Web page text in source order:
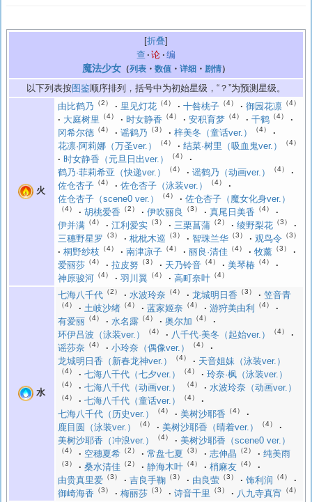
折叠
查
论 编
魔法少女 （列表 ・ 数值 ・ 详细 ・ 剧情）
以下列表按图鉴顺序排列，括号中为初始星级，“？”为预测星级。
火
由比鹤乃 （2） 里见灯花 （4） 十咎桃子 （4） 御园花凛 （4）
大庭树里 （4） 时女静香 （4） 安积育梦 （4） 千鹤 （4）
冈希尔德 （4） 谣鹤乃 （3） 梓美冬（童话ver.） （4）
花凛·阿莉娜（万圣ver.） （4） 结菜·树里（吸血鬼ver.） （4）
时女静香（元旦日出ver.） （4）
鹤乃·菲莉希亚（快递ver.） （4） 谣鹤乃（动画ver.） （4）
佐仓杏子 （4） 佐仓杏子（泳装ver.） （4）
佐仓杏子（scene0 ver.） （4） 佐仓杏子（魔女化身ver.）
（4） 胡桃爱香 （2） 伊吹丽良 （3） 真尾日美香 （4）
伊并满 （4） 江利爱实 （3） 三栗菖蒲 （2） 绫野梨花 （3）
三穗野星罗 （3） 枇枇木巡 （3） 智珠兰华 （3） 观鸟令 （3）
桐野纱枝 （4） 南津凉子 （4） 丽良·清佳 （4） 牧薰 （3）
爱丽莎 （4） 拉皮努 （3） 天乃铃音 （4） 美琴椿 （4）
神原骏河 （4） 羽川翼 （4） 高町奈叶 （4）
水
七海八千代 （2） 水波玲奈 （4） 龙城明日香 （3） 笠音青
（4） 土岐沙绪 （4） 蓝家姬奈 （4） 游狩美由利 （4）
有爱丽 （4） 水名露 （4） 奥尔加 （4）
环伊吕波（泳装ver.） （4） 八千代·美冬（起始ver.） （4）
谣莎奈 （4） 小玲奈（偶像ver.） （4）
龙城明日香（新春龙神ver.） （4） 天音姐妹（泳装ver.）
（4） 七海八千代（七夕ver.） （4） 玲奈·枫（泳装ver.）
（4） 七海八千代（动画ver.） （4） 水波玲奈（动画ver.）
（4） 七海八千代（童话ver.） （4）
七海八千代（历史ver.） （4） 美树沙耶香 （4）
鹿目圆（泳装ver.） （4） 美树沙耶香（晴着ver.） （4）
美树沙耶香（冲浪ver.） （4） 美树沙耶香（scene0 ver.）
（4） 空穗夏希 （2） 常盘七夏 （3） 志伸晶 （2） 纯美雨
（3） 桑水清佳 （2） 静海木叶 （4） 梢麻友 （4）
由贵真里爱 （3） 吉良手鞠 （3） 由良萤 （3） 饰利润 （4）
御崎海香 （3） 梅丽莎 （3） 诗音千里 （3） 八九寺真宵 （4）